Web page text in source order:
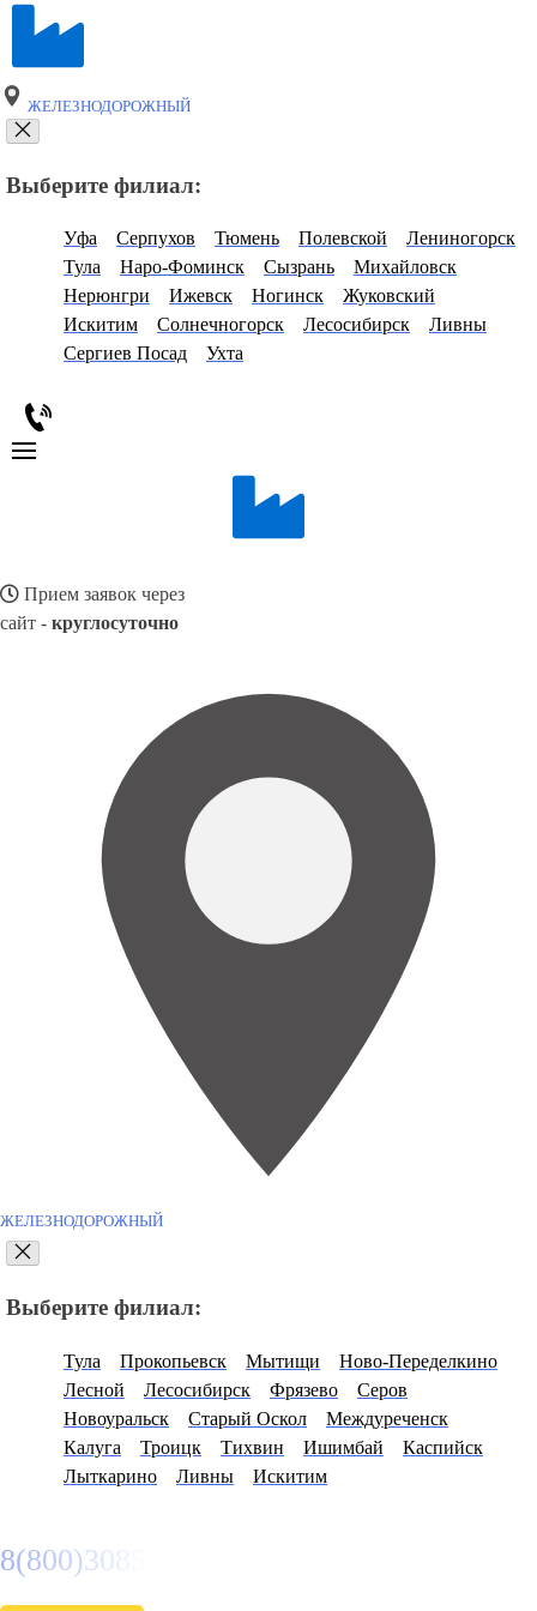
ЖЕЛЕЗНОДОРОЖНЫЙ
Выберите филиал:
Уфа Серпухов Тюмень Полевской
Лениногорск
Тула
Наро-Фоминск Сызрань
Михайловск
Нерюнгри
Ижевск Ногинск
Жуковский
Искитим
Солнечногорск Лесосибирск
Ливны
Сергиев Посад
Ухта
Прием заявок через
сайт - круглосуточно
ЖЕЛЕЗНОДОРОЖНЫЙ
Выберите филиал:
Тула Прокопьевск Мытищи
Ново-Переделкино
Лесной
Лесосибирск Фрязево
Серов
Новоуральск
Старый Оскол
Междуреченск
Калуга
Троицк Тихвин Ишимбай
Каспийск
Лыткарино
Ливны Искитим
8(800)3085303